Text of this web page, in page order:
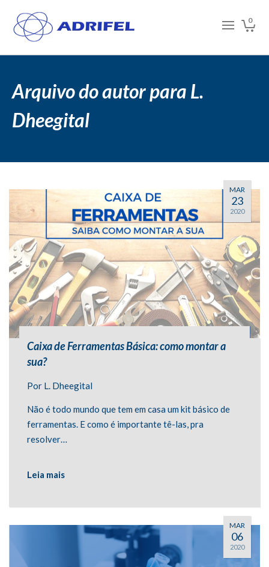
0
Arquivo do autor para L.
Dheegital
MAR
23
2020
Caixa de Ferramentas Básica: como montar a
sua?
Por L. Dheegital
Não é todo mundo que tem em casa um kit básico de
ferramentas. E como é importante tê-las, pra
resolver…
Leia mais
MAR
06
2020